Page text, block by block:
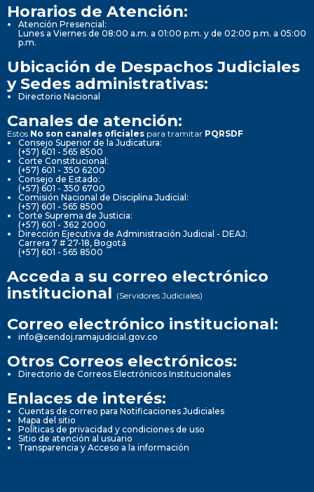
Horarios de Atención:
Atención Presencial:
Lunes a Viernes de 08:00 a.m. a 01:00 p.m. y de 02:00 p.m. a 05:00
p.m.
Ubicación de Despachos Judiciales
y Sedes administrativas:
Directorio Nacional
Canales de atención:
Estos No son canales oficiales para tramitar PQRSDF
Consejo Superior de la Judicatura:
(+57) 601 - 565 8500
Corte Constitucional:
(+57) 601 - 350 6200
Consejo de Estado:
(+57) 601 - 350 6700
Comisión Nacional de Disciplina Judicial:
(+57) 601 - 565 8500
Corte Suprema de Justicia:
(+57) 601 - 362 2000
Dirección Ejecutiva de Administración Judicial - DEAJ:
Carrera 7 # 27-18, Bogotá
(+57) 601 - 565 8500
Acceda a su correo electrónico
institucional (Servidores Judiciales)
Correo electrónico institucional:
info@cendoj.ramajudicial.gov.co
Otros Correos electrónicos:
Directorio de Correos Electrónicos Institucionales
Enlaces de interés:
Cuentas de correo para Notificaciones Judiciales
Mapa del sitio
Políticas de privacidad y condiciones de uso
Sitio de atención al usuario
Transparencia y Acceso a la información